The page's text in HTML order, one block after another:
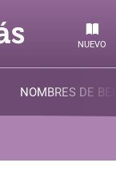
NUEVO
NOMBRES DE